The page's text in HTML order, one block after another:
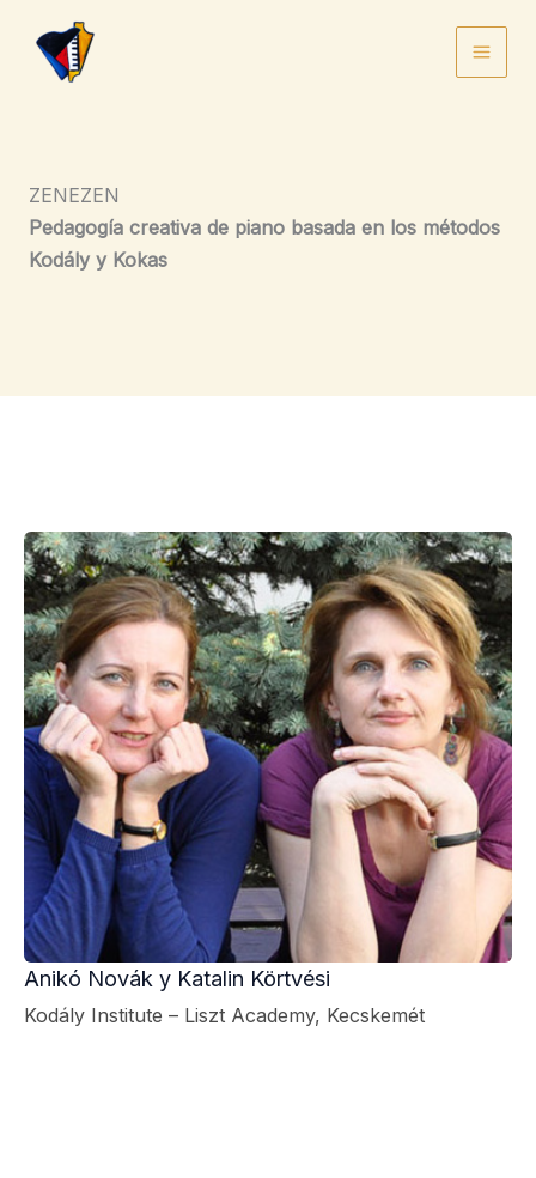
contenido
ZENEZEN
Pedagogía creativa de piano basada en los métodos
Kodály y Kokas
Anikó Novák y Katalin Körtvési
Kodály Institute – Liszt Academy, Kecskemét